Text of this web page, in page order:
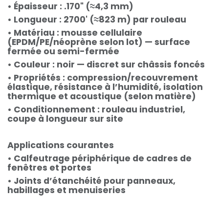
• Épaisseur : .170" (≈4,3 mm)
• Longueur : 2700' (≈823 m) par rouleau
• Matériau : mousse cellulaire
(EPDM/PE/néoprène selon lot) — surface
fermée ou semi-fermée
• Couleur : noir — discret sur châssis foncés
• Propriétés : compression/recouvrement
élastique, résistance à l’humidité, isolation
thermique et acoustique (selon matière)
• Conditionnement : rouleau industriel,
coupe à longueur sur site
Applications courantes
• Calfeutrage périphérique de cadres de
fenêtres et portes
• Joints d’étanchéité pour panneaux,
habillages et menuiseries